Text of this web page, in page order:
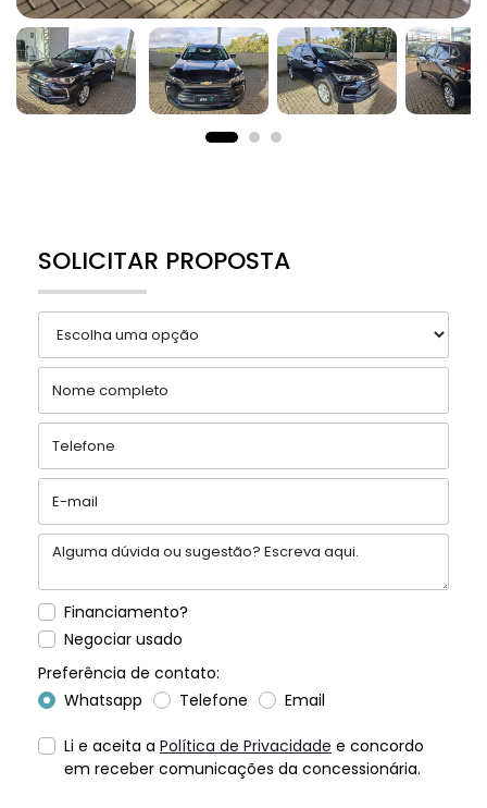
SOLICITAR PROPOSTA
Financiamento?
Negociar usado
Preferência de contato:
Whatsapp
Telefone Email
Li e aceita a Política de Privacidade e concordo
em receber comunicações da concessionária.